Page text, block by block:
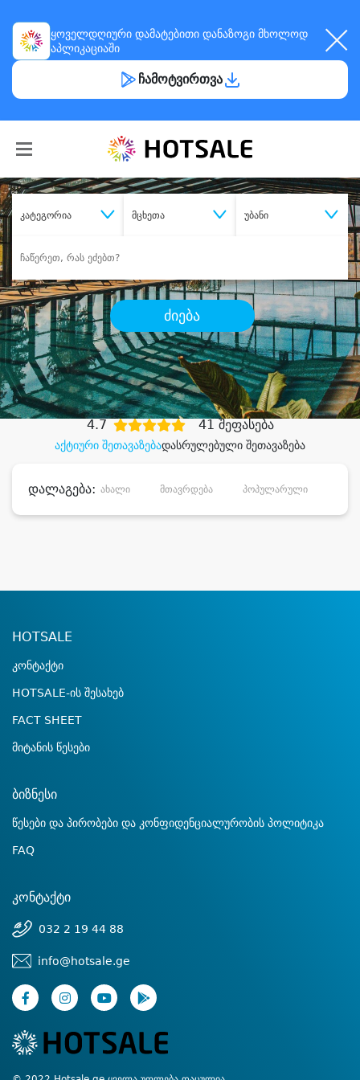
ყოველდღიური დამატებითი დანაზოგი მხოლოდ
აპლიკაციაში
ჩამოტვირთვა
კატეგორია მცხეთა უბანი
ძიება
შეიძინესასურველი მომსახურება
დიდი დანაზოგით
აქტიური შეთავაზებადასრულებული შეთავაზება
4.7 41 შეფასება
დალაგება: ახალი მთავრდება პოპულარული
HOTSALE
კონტაქტი
HOTSALE-ის შესახებ
FACT SHEET
მიტანის წესები
ბიზნესი
წესები და პირობები და კონფიდენციალურობის პოლიტიკა
FAQ
კონტაქტი
032 2 19 44 88
info@hotsale.ge